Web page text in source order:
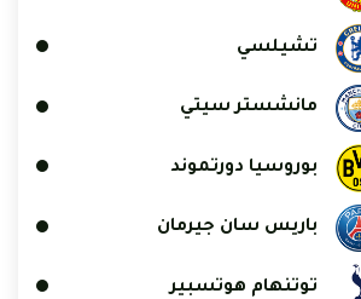
تشيلسي
مانشستر سيتي
بوروسيا دورتموند
باريس سان جيرمان
توتنهام هوتسبير